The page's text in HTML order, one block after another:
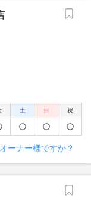
土 日 祝
ーナー様ですか？